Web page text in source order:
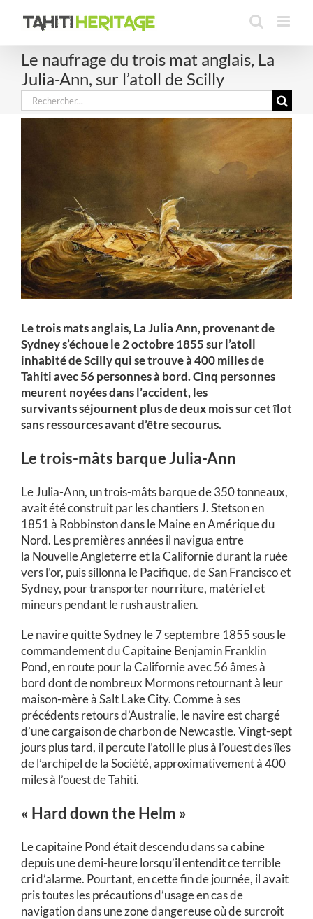
Le naufrage du trois mat anglais, La
Julia-Ann, sur l’atoll de Scilly
Rechercher:
Le trois mats anglais, La Julia Ann, provenant de
Sydney s’échoue le 2 octobre 1855 sur l’atoll
inhabité de Scilly qui se trouve à 400 milles de
Tahiti avec 56 personnes à bord. Cinq personnes
meurent noyées dans l’accident, les
survivants séjournent plus de deux mois sur cet îlot
sans ressources avant d’être secourus.
Le trois-mâts barque Julia-Ann
LeJulia-Ann, un trois-mâts barque de 350 tonneaux,
avait été construit par les chantiers J. Stetson en
1851 à Robbinston dans le Maine en Amérique du
Nord. Les premières années il navigua entre
la Nouvelle Angleterre et la Californie durant la ruée
vers l’or, puis sillonna le Pacifique, de San Francisco et
Sydney, pour transporter nourriture, matériel et
mineurs pendant le rush australien.
Le navire quitte Sydney le 7 septembre 1855 sous le
commandement du Capitaine Benjamin Franklin
Pond, en route pour la Californie avec 56 âmes à
bord dont de nombreux Mormons retournant à leur
maison-mère à Salt Lake City. Comme à ses
précédents retours d’Australie, le navire est chargé
d’une cargaison de charbon de Newcastle. Vingt-sept
jours plus tard, il percute l’atoll le plus à l’ouest des îles
de l’archipel de la Société, approximativement à 400
miles à l’ouest de Tahiti.
« Hard down the Helm »
Le capitaine Pond était descendu dans sa cabine
depuis une demi-heure lorsqu’il entendit ce terrible
cri d’alarme. Pourtant, en cette fin de journée, il avait
pris toutes les précautions d’usage en cas de
navigation dans une zone dangereuse où de surcroît